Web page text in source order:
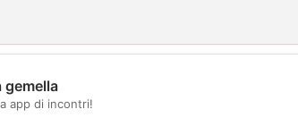
gemella
app di incontri!